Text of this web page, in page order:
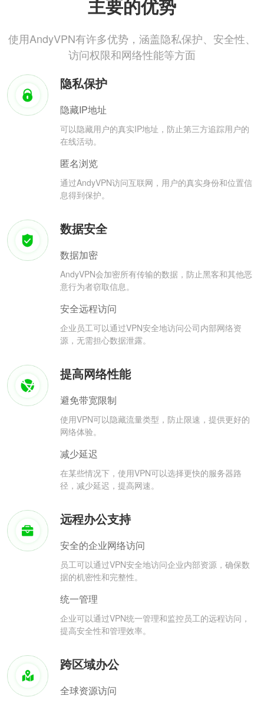
主要的优势
使用AndyVPN有许多优势，涵盖隐私保护、安全性、
访问权限和网络性能等方面
隐私保护
隐藏IP地址
可以隐藏用户的真实IP地址，防止第三方追踪用户的
在线活动。
匿名浏览
通过AndyVPN访问互联网，用户的真实身份和位置信
息得到保护。
数据安全
数据加密
AndyVPN会加密所有传输的数据，防止黑客和其他恶
意行为者窃取信息。
安全远程访问
企业员工可以通过VPN安全地访问公司内部网络资
源，无需担心数据泄露。
提高网络性能
避免带宽限制
使用VPN可以隐藏流量类型，防止限速，提供更好的
网络体验。
减少延迟
在某些情况下，使用VPN可以选择更快的服务器路
径，减少延迟，提高网速。
远程办公支持
安全的企业网络访问
员工可以通过VPN安全地访问企业内部资源，确保数
据的机密性和完整性。
统一管理
企业可以通过VPN统一管理和监控员工的远程访问，
提高安全性和管理效率。
跨区域办公
全球资源访问